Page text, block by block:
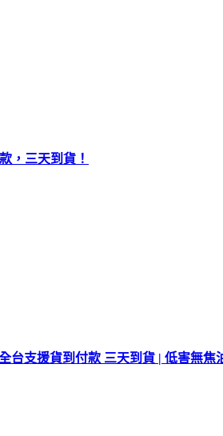
，三天到貨！
台支援貨到付款 三天到貨 | 低害無焦